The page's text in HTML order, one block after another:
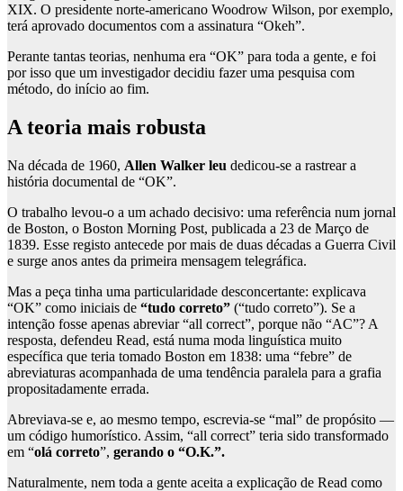
XIX. O presidente norte-americano Woodrow Wilson, por exemplo,
terá aprovado documentos com a assinatura “Okeh”.
Perante tantas teorias, nenhuma era “OK” para toda a gente, e foi
por isso que um investigador decidiu fazer uma pesquisa com
método, do início ao fim.
A teoria mais robusta
Na década de 1960, Allen Walker leu dedicou-se a rastrear a
história documental de “OK”.
O trabalho levou-o a um achado decisivo: uma referência num jornal
de Boston, o Boston Morning Post, publicada a 23 de Março de
1839. Esse registo antecede por mais de duas décadas a Guerra Civil
e surge anos antes da primeira mensagem telegráfica.
Mas a peça tinha uma particularidade desconcertante: explicava
“OK” como iniciais de “tudo correto” (“tudo correto”). Se a
intenção fosse apenas abreviar “all correct”, porque não “AC”? A
resposta, defendeu Read, está numa moda linguística muito
específica que teria tomado Boston em 1838: uma “febre” de
abreviaturas acompanhada de uma tendência paralela para a grafia
propositadamente errada.
Abreviava-se e, ao mesmo tempo, escrevia-se “mal” de propósito —
um código humorístico. Assim, “all correct” teria sido transformado
em “olá correto”, gerando o “O.K.”.
Naturalmente, nem toda a gente aceita a explicação de Read como